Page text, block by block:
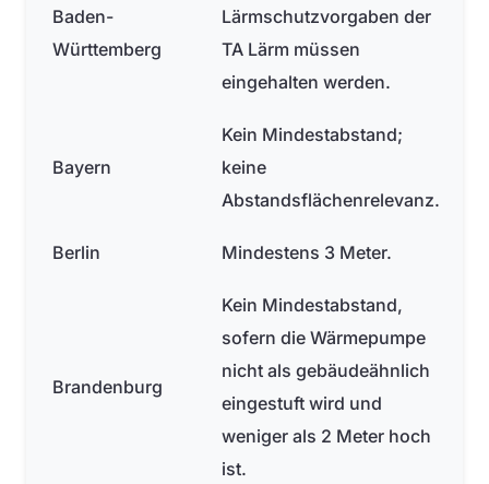
Baden-
Württemberg
Lärmschutzvorgaben der
TA Lärm müssen
eingehalten werden.
Bayern
Kein Mindestabstand;
keine
Abstandsflächenrelevanz.
Berlin Mindestens 3 Meter.
Brandenburg
Kein Mindestabstand,
sofern die Wärmepumpe
nicht als gebäudeähnlich
eingestuft wird und
weniger als 2 Meter hoch
ist.